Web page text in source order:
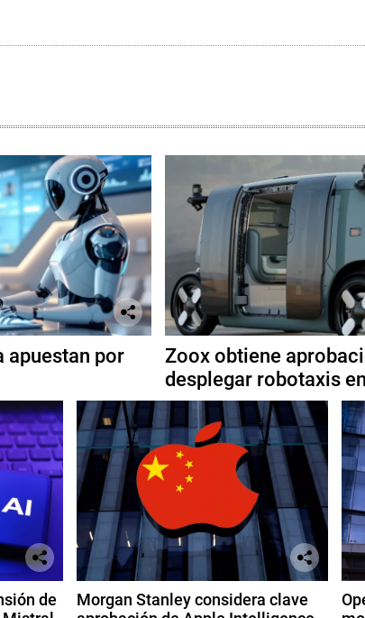
apuestan por
Zoox obtiene
desplegar robotaxis
de
Morgan Stanley considera clave